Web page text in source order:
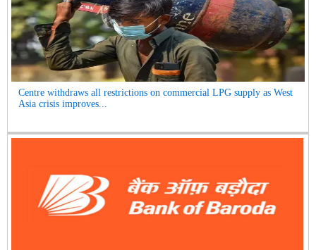
Centre withdraws all restrictions on commercial LPG supply as West
Asia crisis improves...